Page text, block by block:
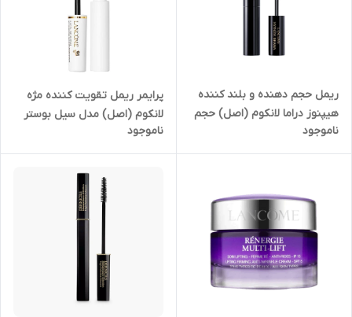
ریمل حجم دهنده و بلند کننده
هیپنوز دراما لانکوم (اصل) حجم
Drama Mascara
ناموجود
پرایمر ریمل تقویت کننده مژه
لانکوم (اصل) مدل سیل بوستر
Booster Xl Enhancing Lash
ناموجود